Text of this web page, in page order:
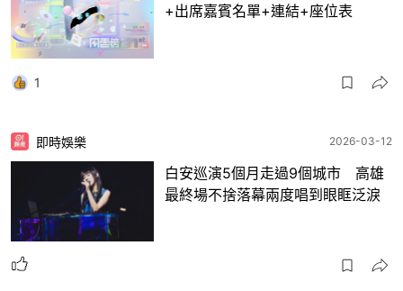
+出席嘉賓名單+連結+座位表
1
即時娛樂 2026-03-12
白安巡演5個月走過9個城市 高雄
最終場不捨落幕兩度唱到眼眶泛淚